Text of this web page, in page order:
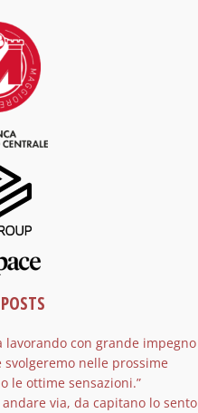
lavorando con grande impegno
nelle prossime
le ottime sensazioni.”
via, da capitano lo sento